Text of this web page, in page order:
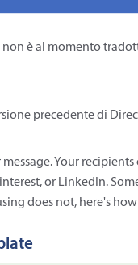
è al momento
precedente di
Your
or LinkedIn.
does not, here's